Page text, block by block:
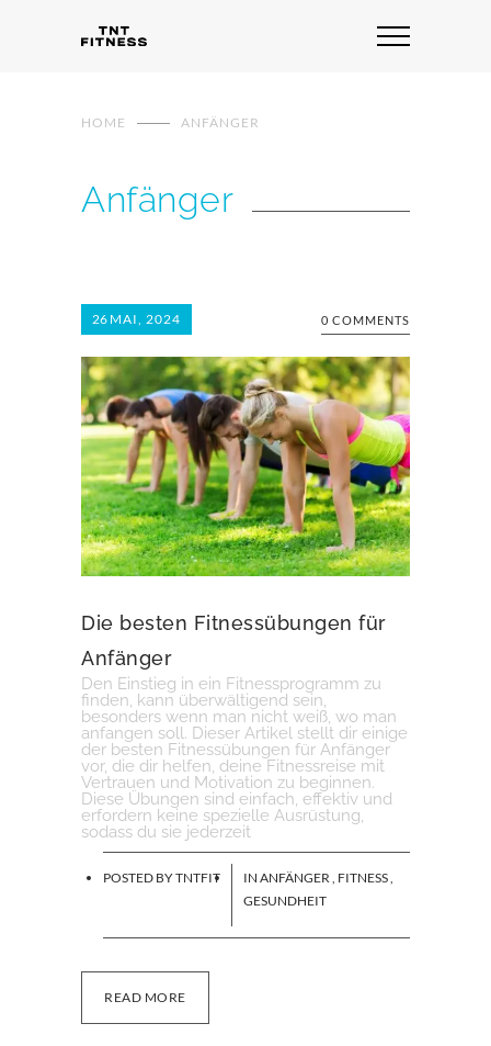
HOME ANFÄNGER
Anfänger
26 MAI, 2024 0 COMMENTS
Die besten Fitnessübungen für
Anfänger
Den Einstieg in ein Fitnessprogramm zu
finden, kann überwältigend sein,
besonders wenn man nicht weiß, wo man
anfangen soll. Dieser Artikel stellt dir einige
der besten Fitnessübungen für Anfänger
vor, die dir helfen, deine Fitnessreise mit
Vertrauen und Motivation zu beginnen.
Diese Übungen sind einfach, effektiv und
erfordern keine spezielle Ausrüstung,
sodass du sie jederzeit
READ MORE
POSTED BYTNTFIT IN ANFÄNGER FITNESS
GESUNDHEIT